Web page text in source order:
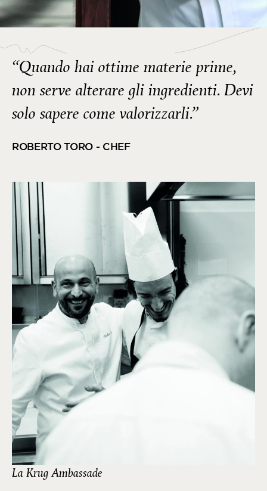
“Quando hai ottime materie prime,
non serve alterare gli ingredienti. Devi
solo sapere come valorizzarli.”
ROBERTO TORO - CHEF
La Krug Ambassade